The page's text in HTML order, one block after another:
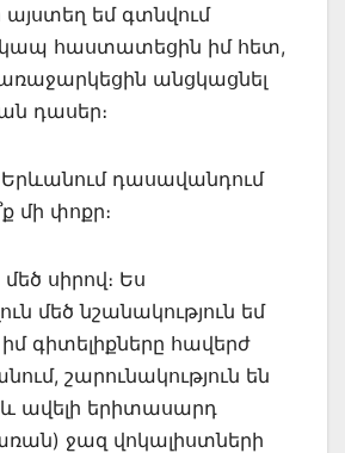
այստեղ եմ գտնվում
հաստատեցին իմ հետ,
անցկացնել
դասեր։
Երևանում դասավանդում
մի փոքր։
սիրով։ Ես
մեծ նշանակություն եմ
գիտելիքները հավերժ
շարունակություն են
և ավելի երիտասարդ
ջազ վոկալիստների